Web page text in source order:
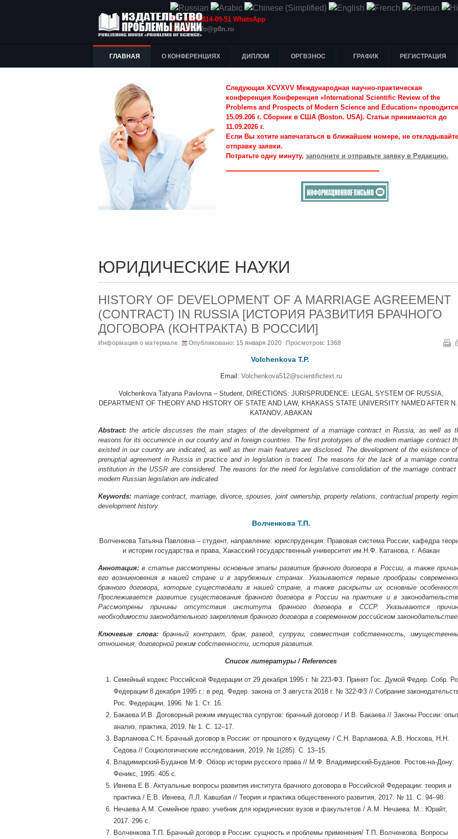
Т.: +7(915)814-09-51 WhatsApp
E-mail:info@p8n.ru
ГЛАВНАЯ О КОНФЕРЕНЦИЯХ ДИПЛОМ ОРГВЗНОС ГРАФИК РЕГИСТРАЦИЯ
Следующая XCVXVV Международная научно-практическая
конференция Конференция «International Scientific Review of the
Problems and Prospects of Modern Science and Education» проводится
15.09.206 г. Сборник в США (Boston. USA). Статьи принимаются до
11.09.2026 г.
Если Вы хотите напечататься в ближайшем номере, не откладывайте
отправку заявки.
Потратьте одну минуту, заполните и отправьте заявку в Редакцию.
ЮРИДИЧЕСКИЕ НАУКИ
HISTORY OF DEVELOPMENT OF A MARRIAGE AGREEMENT
(CONTRACT) IN RUSSIA [ИСТОРИЯ РАЗВИТИЯ БРАЧНОГО
ДОГОВОРА (КОНТРАКТА) В РОССИИ]
Информация о материале Опубликовано: 15 января 2020 Просмотров: 1368
Volchenkova T.P.
Email: Volchenkova512@scientifictext.ru
Volchenkova Tatyana Pavlovna – Student, DIRECTIONS: JURISPRUDENCE: LEGAL SYSTEM OF RUSSIA,
DEPARTMENT OF THEORY AND HISTORY OF STATE AND LAW, KHAKASS STATE UNIVERSITY NAMED AFTER
KATANOV, ABAKAN
Abstract: the article discusses the main stages of the development of a marriage contract in Russia, as well as
reasons for its occurrence in our country and in foreign countries. The first prototypes of the modern marriage contract
existed in our country are indicated, as well as their main features are disclosed. The development of the existence
prenuptial agreement in Russia in practice and in legislation is traced. The reasons for the lack of a marriage
institution in the USSR are considered. The reasons for the need for legislative consolidation of the marriage contract
modern Russian legislation are indicated.
Keywords: marriage contract, marriage, divorce, spouses, joint ownership, property relations, contractual property
development history.
Волченкова Т.П.
Волченкова Татьяна Павловна – студент, направление: юриспруденция: Правовая система России, кафедра
и истории государства и права, Хакасский государственный университет им.Н.Ф. Катанова, г. Абакан
Аннотация: в статье рассмотрены основные этапы развития брачного договора в России, а также
его возникновения в нашей стране и в зарубежных странах. Указываются первые прообразы
брачного договора, которые существовали в нашей стране, а также раскрыты их основные
Прослеживается развитие существования брачного договора в России на практике и в
Рассмотрены причины отсутствия института брачного договора в СССР. Указываются
необходимости законодательного закрепления брачного договора в современном российском
Ключевые слова:брачный контракт, брак, развод, супруги, совместная собственность,
отношения, договорной режим собственности, история развития.
Список литературы / References
Семейный кодекс Российской Федерации от 29 декабря 1995 г. № 223-ФЗ. Принят Гос. Думой Федер. Собр.
Федерации 8 декабря 1995 г.: в ред. Федер. закона от 3 августа 2018 г. № 322-ФЗ // Собрание
Рос. Федерации, 1996. № 1. Ст. 16.
Бакаева И.В. Договорный режим имущества супругов: брачный договор / И.В. Бакаева // Законы России:
анализ, практика, 2019. № 1. С. 12–17.
Варламова С.Н. Брачный договор в России: от прошлого к будущему / С.Н. Варламова, А.В. Носкова, Н.Н.
Седова // Социологические исследования, 2019. № 1(285). С. 13–15.
Владимирский-Буданов М.Ф. Обзор истории русского права // М.Ф. Владимирский-Буданов. Ростов-на-Дону:
Феникс, 1995. 405 с.
Ивнева Е.В. Актуальные вопросы развития института брачного договора в Российской Федерации: теория и
практика / Е.В. Ивнева, Л.Л. Кавшбая // Теория и практика общественного развития, 2017. № 11. С. 94–98.
Нечаева А.М. Семейное право: учебник для юридических вузов и факультетов / А.М. Нечаева. М.: Юрайт,
2017. 296 с.
Волченкова Т.П. Брачный договор в России: сущность и проблемы применения/ Т.П. Волченкова. Вопросы